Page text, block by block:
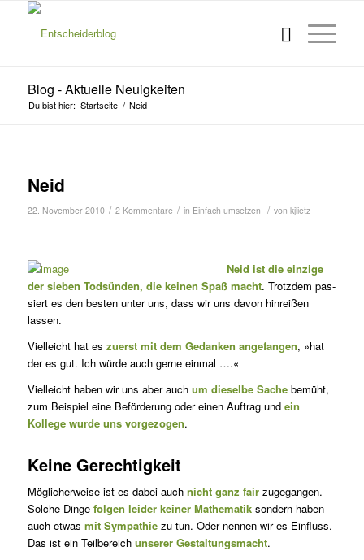
Blog - Aktuelle Neuigkeiten
Du bist hier: Startseite / Neid
Neid
22. November 2010 / 2 Kommentare / in Einfach umsetzen / von kjlietz
Neid ist die einzige
der sieben Todsünden, die keinen Spaß macht. Trotz­dem pas­
siert es den besten unter uns, dass wir uns davon hinreißen
lassen.
Vielleicht hat es zuerst mit dem Gedanken angefangen, »hat
der es gut. Ich würde auch gerne einmal ….«
Vielleicht haben wir uns aber auch um dieselbe Sachebemüht,
zum Beispiel eine Beförderung oder einen Auftrag und ein
Kollege wurde uns vorgezogen.
Keine Gerechtigkeit
Möglicherweise ist es dabei auch nicht ganz fairzugegangen.
Solche Dinge folgen leider keiner Mathematiksondern haben
auch etwas mit Sympathiezu tun. Oder nennen wir es Einfluss.
Das ist ein Teilbe­reich unserer Gestaltungsmacht.